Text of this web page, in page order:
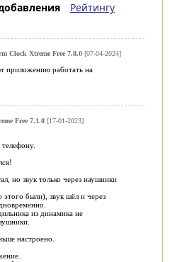
Рейтингу
Clock Xtreme Free 7.8.0[07-04-2024]
приложению работать на
Free 7.1.0[17-01-2023]
но звук только через наушники
были), звук шёл и через
из динамика не
настроено.